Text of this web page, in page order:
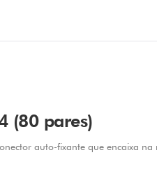
(80 pares)
auto-fixante que encaixa